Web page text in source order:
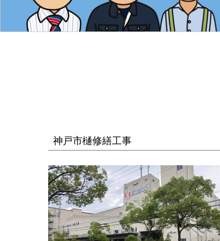
神戸市樋修繕工事